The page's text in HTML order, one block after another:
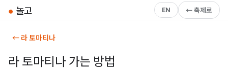
● 놀고 EN ← 축제로
← 라 토마티나
라 토마티나 가는 방법